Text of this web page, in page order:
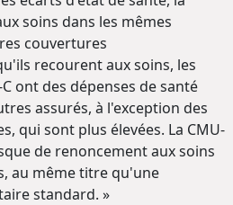
soins dans les mêmes
couvertures
recourent aux soins, les
ont des dépenses de santé
assurés, à l'exception des
qui sont plus élevées. La CMU-
de renoncement aux soins
au même titre qu'une
standard. »